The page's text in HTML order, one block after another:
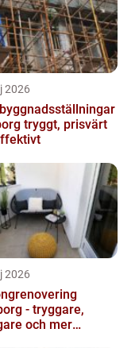
2026
prisvärt
2026
- tryggare,
och mer